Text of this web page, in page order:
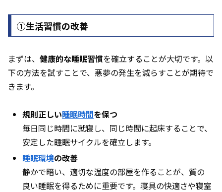
①生活習慣の改善
まずは、 健康的な睡眠習慣を確立することが大切です。以
下の方法を試すことで、悪夢の発生を減らすことが期待で
きます。
規則正しい睡眠時間を保つ
毎日同じ時間に就寝し、同じ時間に起床することで、
安定した睡眠サイクルを確立します。
睡眠環境の改善
静かで暗い、適切な温度の部屋を作ることが、質の
良い睡眠を得るために重要です。寝具の快適さや寝室